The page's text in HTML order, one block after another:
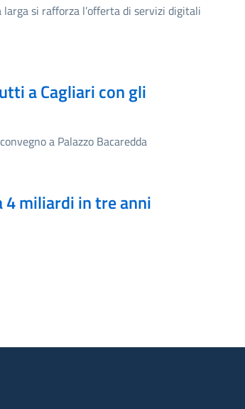
si rafforza l’offerta di servizi digitali
a Cagliari con gli
a Palazzo Bacaredda
4 miliardi in tre anni